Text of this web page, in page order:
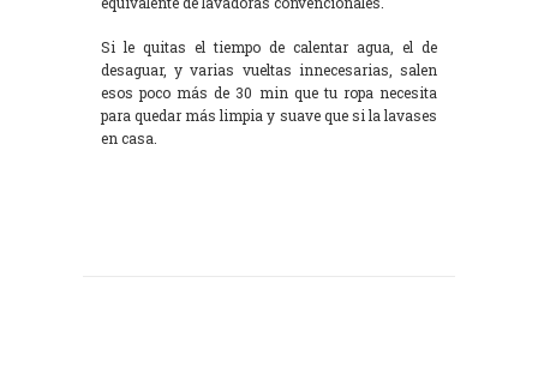
Si le quitas el tiempo de calentar agua, el de
desaguar, y varias vueltas innecesarias, salen
esos poco más de 30 min que tu ropa necesita
para quedar más limpia y suave que si la lavases
en casa.